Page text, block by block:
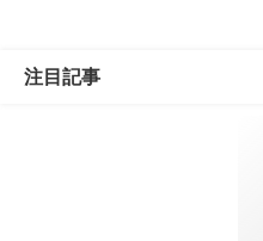
注目記事